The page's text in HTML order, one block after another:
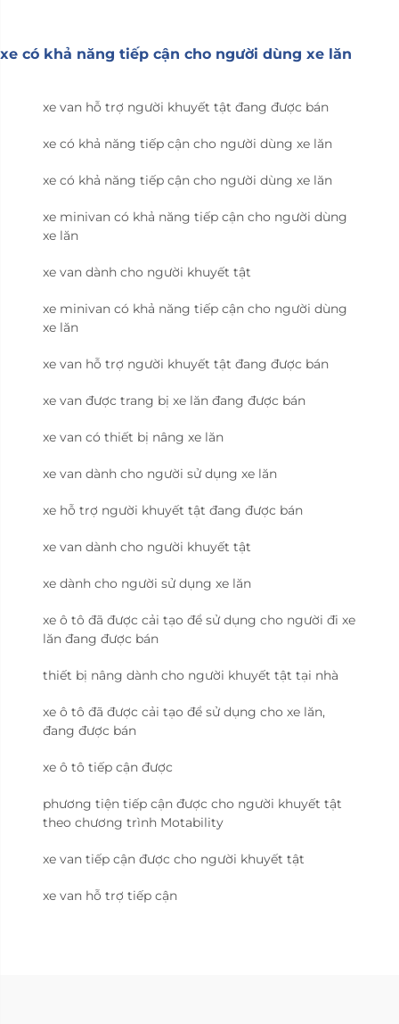
xe có khả năng tiếp cận cho người dùng xe lăn
xe van hỗ trợ người khuyết tật đang được bán
xe có khả năng tiếp cận cho người dùng xe lăn
xe có khả năng tiếp cận cho người dùng xe lăn
xe minivan có khả năng tiếp cận cho người dùng
xe lăn
xe van dành cho người khuyết tật
xe minivan có khả năng tiếp cận cho người dùng
xe lăn
xe van hỗ trợ người khuyết tật đang được bán
xe van được trang bị xe lăn đang được bán
xe van có thiết bị nâng xe lăn
xe van dành cho người sử dụng xe lăn
xe hỗ trợ người khuyết tật đang được bán
xe van dành cho người khuyết tật
xe dành cho người sử dụng xe lăn
xe ô tô đã được cải tạo để sử dụng cho người đi xe
lăn đang được bán
thiết bị nâng dành cho người khuyết tật tại nhà
xe ô tô đã được cải tạo để sử dụng cho xe lăn,
đang được bán
xe ô tô tiếp cận được
phương tiện tiếp cận được cho người khuyết tật
theo chương trình Motability
xe van tiếp cận được cho người khuyết tật
xe van hỗ trợ tiếp cận